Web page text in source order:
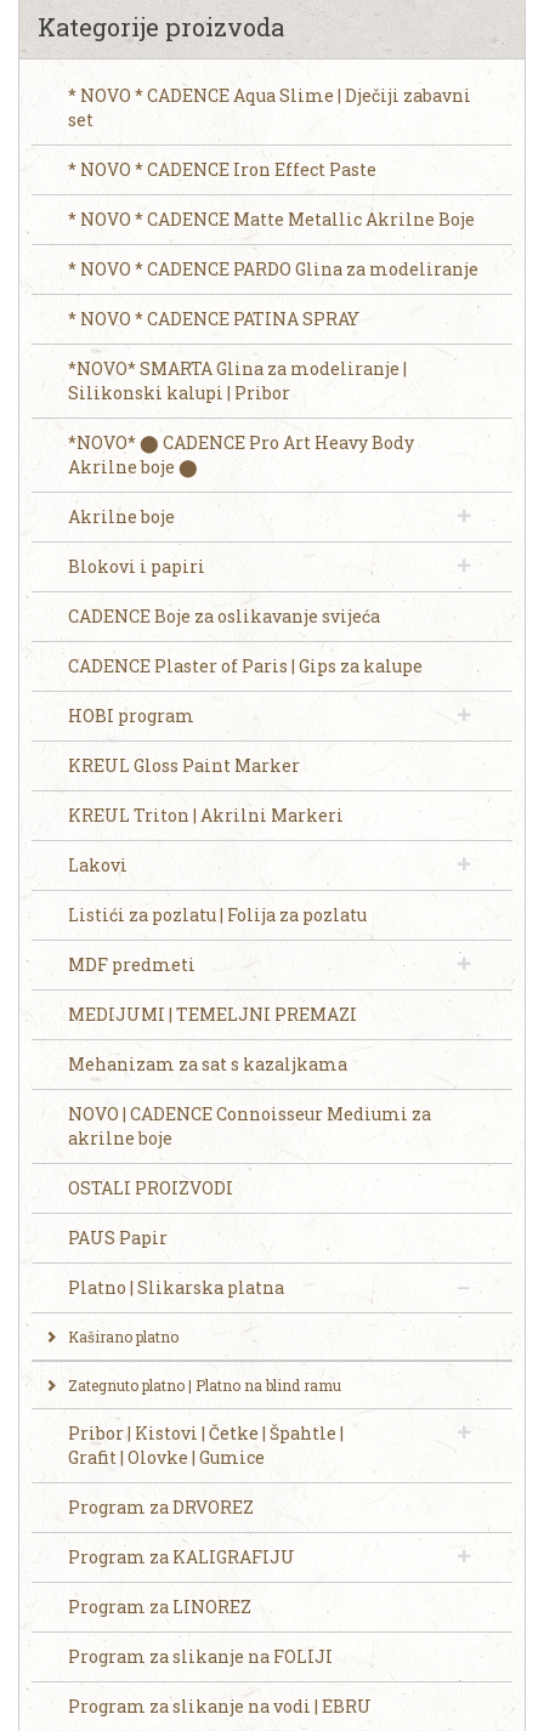
Kategorije proizvoda
* NOVO * CADENCE Aqua Slime | Dječiji zabavni
set
* NOVO * CADENCE Iron Effect Paste
* NOVO * CADENCE Matte Metallic Akrilne Boje
* NOVO * CADENCE PARDO Glina za modeliranje
* NOVO * CADENCE PATINA SPRAY
*NOVO* SMARTA Glina za modeliranje |
Silikonski kalupi | Pribor
*NOVO* ⬤ CADENCE Pro Art Heavy Body
Akrilne boje ⬤
Akrilne boje
Blokovi i papiri
CADENCE Boje za oslikavanje svijeća
CADENCE Plaster of Paris | Gips za kalupe
HOBI program
KREUL Gloss Paint Marker
KREUL Triton | Akrilni Markeri
Lakovi
Listići za pozlatu | Folija za pozlatu
MDF predmeti
MEDIJUMI | TEMELJNI PREMAZI
Mehanizam za sat s kazaljkama
NOVO | CADENCE Connoisseur Mediumi za
akrilne boje
OSTALI PROIZVODI
PAUS Papir
Platno | Slikarska platna
Kaširano platno
Zategnuto platno | Platno na blind ramu
Pribor | Kistovi | Četke | Špahtle |
Grafit | Olovke | Gumice
Program za DRVOREZ
Program za KALIGRAFIJU
Program za LINOREZ
Program za slikanje na FOLIJI
Program za slikanje na vodi | EBRU